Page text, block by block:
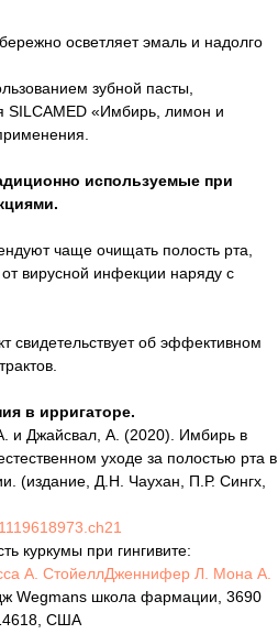
бережно осветляет эмаль и надолго
зубной пасты,
SILCAMED «Имбирь, лимон и
используемые при
чаще очищать полость рта,
вирусной инфекции наряду с
об эффективном
в ирригаторе.
и Джайсвал, А. (2020). Имбирь в
уходе за полостью рта в
(издание, Д.Н. Чаухан, П.Р. Сингх,
куркумы при гингивите:
А. СтойеллДженнифер Л. Мона А.
Wegmans школа фармации, 3690
США